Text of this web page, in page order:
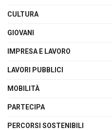
CULTURA
GIOVANI
IMPRESA E LAVORO
LAVORI PUBBLICI
MOBILITÀ
PARTECIPA
PERCORSI SOSTENIBILI